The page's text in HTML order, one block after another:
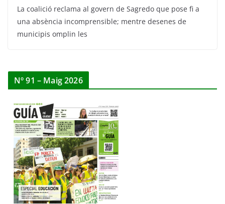
La coalició reclama al govern de Sagredo que pose fi a
una absència incomprensible; mentre desenes de
municipis omplin les
Nº 91 – Maig 2026